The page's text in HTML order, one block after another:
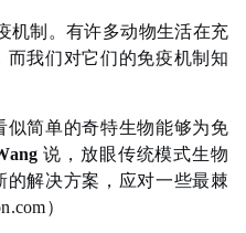
机制。有许多动物生活在充
我们对它们的免疫机制知
简单的奇特生物能够为免
说，放眼传统模式生物
解决方案，应对一些最棘
）